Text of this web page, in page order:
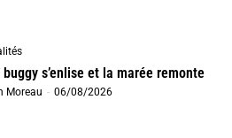
buggy s’enlise et la marée remonte
Moreau - 06/08/2026